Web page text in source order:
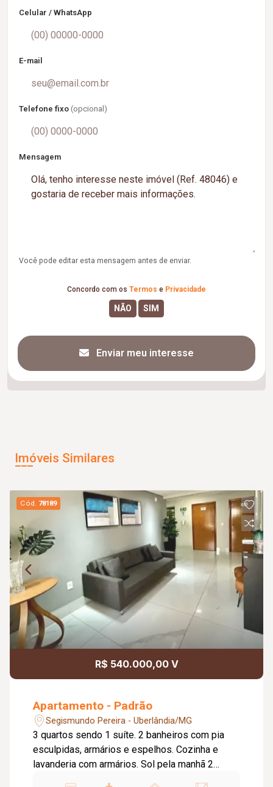
Celular / WhatsApp
E-mail
Telefone fixo (opcional)
Mensagem
Você pode editar esta mensagem antes de enviar.
Concordo com os Termos e Privacidade
Enviar meu interesse
Imóveis Similares
Cód. 78189
R$ 540.000,00 V
Apartamento - Padrão
Segismundo Pereira - Uberlândia/MG
3 quartos sendo 1 suíte. 2 banheiros com pia
esculpidas, armários e espelhos. Cozinha e
lavanderia com armários. Sol pela manhã 2